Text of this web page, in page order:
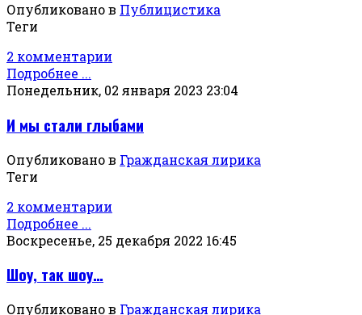
Опубликовано в Публицистика
Теги
2 комментарии
Подробнее ...
Понедельник, 02 января 2023 23:04
И мы стали глыбами
Опубликовано в Гражданская лирика
Теги
2 комментарии
Подробнее ...
Воскресенье, 25 декабря 2022 16:45
Шоу, так шоу…
Опубликовано в Гражданская лирика